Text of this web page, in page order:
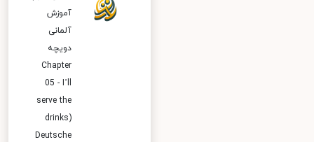
آموزش
آلمانی
دویچه
Chapter
05 - I’ll
serve the
drinks)
Deutsche